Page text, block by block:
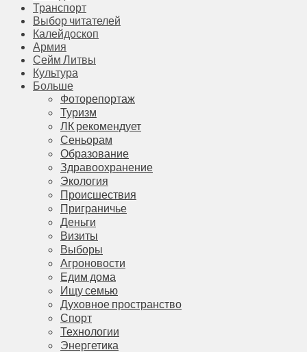
Транспорт
Выбор читателей
Калейдоскоп
Армия
Сейм Литвы
Культура
Больше
Фоторепортаж
Туризм
ЛК рекомендует
Сеньорам
Образование
Здравоохранение
Экология
Происшествия
Приграничье
Деньги
Визиты
Выборы
Агроновости
Едим дома
Ищу семью
Духовное пространство
Спорт
Технологии
Энергетика